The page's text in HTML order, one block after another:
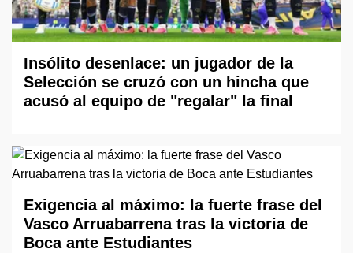
Insólito desenlace: un jugador de la
Selección se cruzó con un hincha que
acusó al equipo de "regalar" la final
Exigencia al máximo: la fuerte frase del
Vasco Arruabarrena tras la victoria de
Boca ante Estudiantes